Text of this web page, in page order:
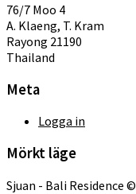
76/7 Moo 4
A. Klaeng, T. Kram
Rayong 21190
Thailand
Meta
Logga in
Mörkt läge
Sjuan - Bali Residence